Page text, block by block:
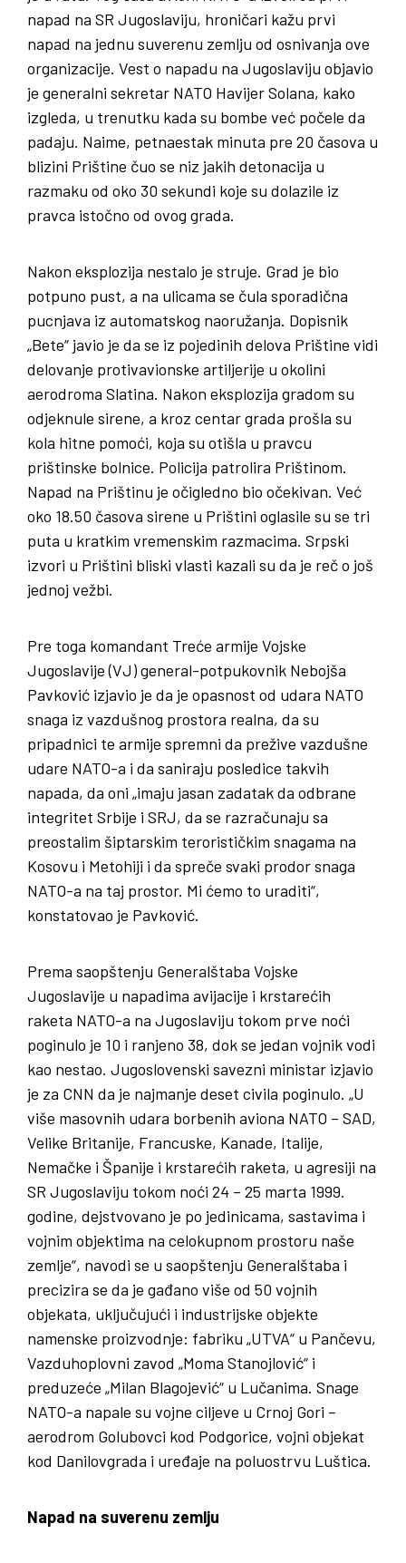
napad na SR Jugoslaviju, hroničari kažu prvi
napad na jednu suverenu zemlju od osnivanja ove
organizacije. Vest o napadu na Jugoslaviju objavio
je generalni sekretar NATO Havijer Solana, kako
izgleda, u trenutku kada su bombe već počele da
padaju. Naime, petnaestak minuta pre 20 časova u
blizini Prištine čuo se niz jakih detonacija u
razmaku od oko 30 sekundi koje su dolazile iz
pravca istočno od ovog grada.
Nakon eksplozija nestalo je struje. Grad je bio
potpuno pust, a na ulicama se čula sporadična
pucnjava iz automatskog naoružanja. Dopisnik
„Bete“ javio je da se iz pojedinih delova Prištine vidi
delovanje protivavionske artiljerije u okolini
aerodroma Slatina. Nakon eksplozija gradom su
odjeknule sirene, a kroz centar grada prošla su
kola hitne pomoći, koja su otišla u pravcu
prištinske bolnice. Policija patrolira Prištinom.
Napad na Prištinu je očigledno bio očekivan. Već
oko 18.50 časova sirene u Prištini oglasile su se tri
puta u kratkim vremenskim razmacima. Srpski
izvori u Prištini bliski vlasti kazali su da je reč o još
jednoj vežbi.
Pre toga komandant Treće armije Vojske
Jugoslavije (VJ) general-potpukovnik Nebojša
Pavković izjavio je da je opasnost od udara NATO
snaga iz vazdušnog prostora realna, da su
pripadnici te armije spremni da prežive vazdušne
udare NATO-a i da saniraju posledice takvih
napada, da oni „imaju jasan zadatak da odbrane
integritet Srbije i SRJ, da se razračunaju sa
preostalim šiptarskim terorističkim snagama na
Kosovu i Metohiji i da spreče svaki prodor snaga
NATO-a na taj prostor. Mi ćemo to uraditi“,
konstatovao je Pavković.
Prema saopštenju Generalštaba Vojske
Jugoslavije u napadima avijacije i krstarećih
raketa NATO-a na Jugoslaviju tokom prve noći
poginulo je 10 i ranjeno 38, dok se jedan vojnik vodi
kao nestao. Jugoslovenski savezni ministar izjavio
je za CNN da je najmanje deset civila poginulo. „U
više masovnih udara borbenih aviona NATO – SAD,
Velike Britanije, Francuske, Kanade, Italije,
Nemačke i Španije i krstarećih raketa, u agresiji na
SR Jugoslaviju tokom noći 24 – 25 marta 1999.
godine, dejstvovano je po jedinicama, sastavima i
vojnim objektima na celokupnom prostoru naše
zemlje“, navodi se u saopštenju Generalštaba i
precizira se da je gađano više od 50 vojnih
objekata, uključujući i industrijske objekte
namenske proizvodnje: fabriku „UTVA“ u Pančevu,
Vazduhoplovni zavod „Moma Stanojlović“ i
preduzeće „Milan Blagojević“ u Lučanima. Snage
NATO-a napale su vojne ciljeve u Crnoj Gori –
aerodrom Golubovci kod Podgorice, vojni objekat
kod Danilovgrada i uređaje na poluostrvu Luštica.
Napad na suverenu zemlju